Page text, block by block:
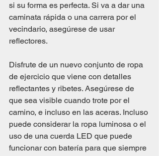
si su forma es perfecta. Si va a dar una
caminata rápida o una carrera por el
vecindario, asegúrese de usar
reflectores.
Disfrute de un nuevo conjunto de ropa
de ejercicio que viene con detalles
reflectantes y ribetes. Asegúrese de
que sea visible cuando trote por el
camino, e incluso en las aceras. Incluso
puede considerar la ropa luminosa o el
uso de una cuerda LED que puede
funcionar con batería para que siempre